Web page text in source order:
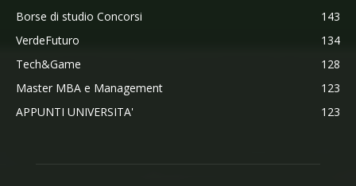
Borse di studio Concorsi
143
VerdeFuturo
134
Tech&Game
128
Master MBA e Management
123
APPUNTI UNIVERSITA'
123